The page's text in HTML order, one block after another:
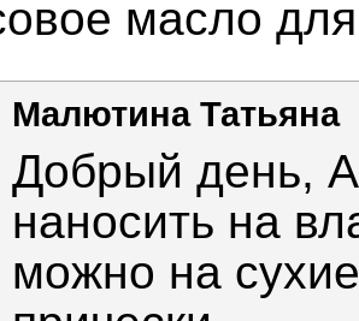
масло
Малютина Татьяна
Добрый день,
наносить на
можно на